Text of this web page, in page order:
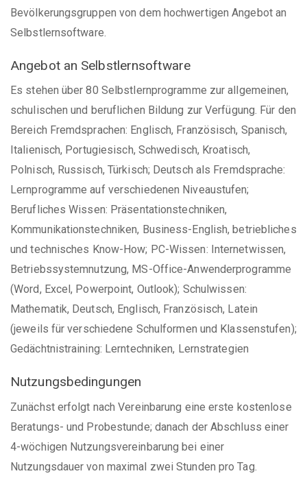
Bevölkerungsgruppen von dem hochwertigen Angebot an
Selbstlernsoftware.
Angebot an Selbstlernsoftware
Es stehen über 80 Selbstlernprogramme zur allgemeinen,
schulischen und beruflichen Bildung zur Verfügung. Für den
Bereich Fremdsprachen: Englisch, Französisch, Spanisch,
Italienisch, Portugiesisch, Schwedisch, Kroatisch,
Polnisch, Russisch, Türkisch; Deutsch als Fremdsprache:
Lernprogramme auf verschiedenen Niveaustufen;
Berufliches Wissen: Präsentationstechniken,
Kommunikationstechniken, Business-English, betriebliches
und technisches Know-How; PC-Wissen: Internetwissen,
Betriebssystemnutzung, MS-Office-Anwenderprogramme
(Word, Excel, Powerpoint, Outlook); Schulwissen:
Mathematik, Deutsch, Englisch, Französisch, Latein
(jeweils für verschiedene Schulformen und Klassenstufen);
Gedächtnistraining: Lerntechniken, Lernstrategien
Nutzungsbedingungen
Zunächst erfolgt nach Vereinbarung eine erste kostenlose
Beratungs- und Probestunde; danach der Abschluss einer
4-wöchigen Nutzungsvereinbarung bei einer
Nutzungsdauer von maximal zwei Stunden pro Tag.